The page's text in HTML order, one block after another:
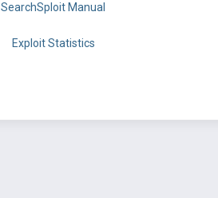
SearchSploit Manual
Exploit Statistics